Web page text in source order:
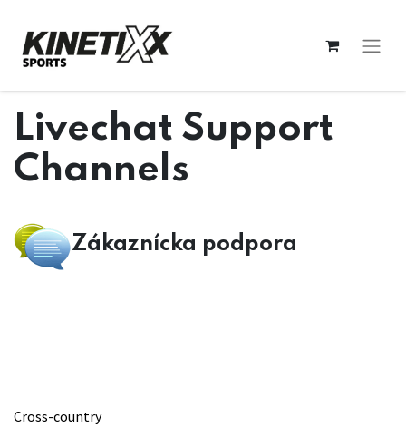
Livechat Support
Channels
Zákaznícka podpora
Cross-country